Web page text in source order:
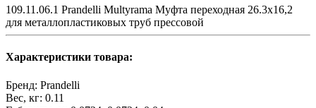
109.11.06.1 Prandelli Multyrama Муфта переходная 26.3х16,2
для металлопластиковых труб прессовой
Характеристики товара:
Бренд: Prandelli
Вес, кг: 0.11